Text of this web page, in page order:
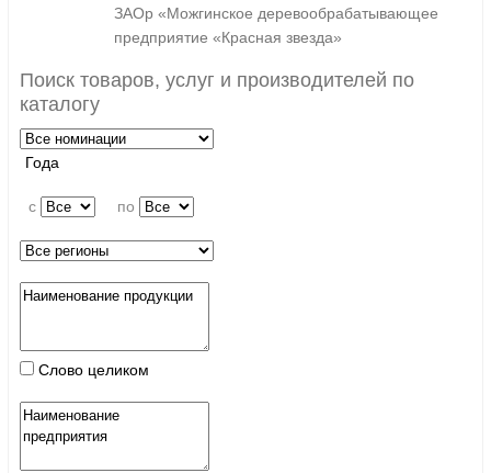
ЗАОр «Можгинское деревообрабатывающее
предприятие «Красная звезда»
Поиск товаров, услуг и производителей по
каталогу
Года
c по
Слово целиком